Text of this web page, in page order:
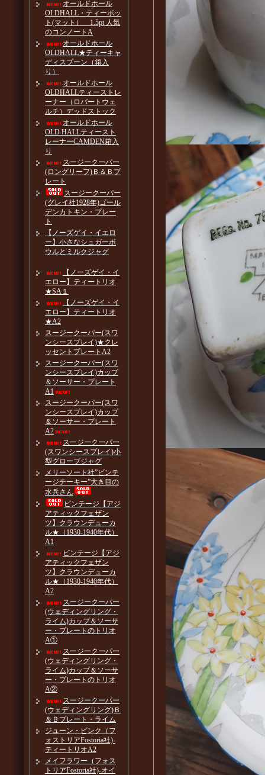
オールドホール
OLDHALL・ティーポッ
ト(マット） 1.5pt 人気
のコンノートA
オールドホール
OLDHALL★ティーキャ
ディスプーン（箱入
り）
オールドホール
OLDHALLティーストレ
ーナー（ロバートウェ
ルチ）デッドストック
オールドホール
OLD HALLティースト
レーナーCAMDEN箱入
り
スージークーパー
(ロングリーフ)Ｂ＆Ｂプ
レート
スージークーパー
(グレイ社1928年)ゴール
デンカトキン・プレー
ト
【ノーズゲイ・イエロ
ー】小さなシュガーボ
ウルとミルクジャグ
【ノーズゲイ・イ
エロー】ティートリオ
★SA１
【ノーズゲイ・イ
エロー】ティートリオ
★A2
スージークーパー(スワ
ンシースプレイ)★クレ
ッセントプレートA2
スージークーパー(スワ
ンシースプレイ)カップ
＆ソーサー・プレート
A1
スージークーパー(スワ
ンシースプレイ)カップ
＆ソーサー・プレート
A2
スージークーパー
(スワンシースプレイ)小
型グローブジャグ
メリーソート社”ビンテ
ージチーキー”大き目の
水兵さん
ビンテージ【アジ
アティックフェザン
ツ】クラウンデューカ
ル★（1930-1940年代）
A1
ビンテージ【アジ
アティックフェザン
ツ】クラウンデューカ
ル★（1930-1940年代）
A2
スージークーパー
(ウェディングリング・
ライム)カップ＆ソーサ
ー・プレートのトリオ
A①
スージークーパー
(ウェディングリング・
ライム)カップ＆ソーサ
ー・プレートのトリオ
A②
スージークーパー
(ウェディングリング)Ｂ
＆Ｂプレート・ライム
ジューン・ピンク（フ
ォストリアFostoria社)-
ティートリオA2
メイフラワー（フォス
トリアFostoria社)-オイ